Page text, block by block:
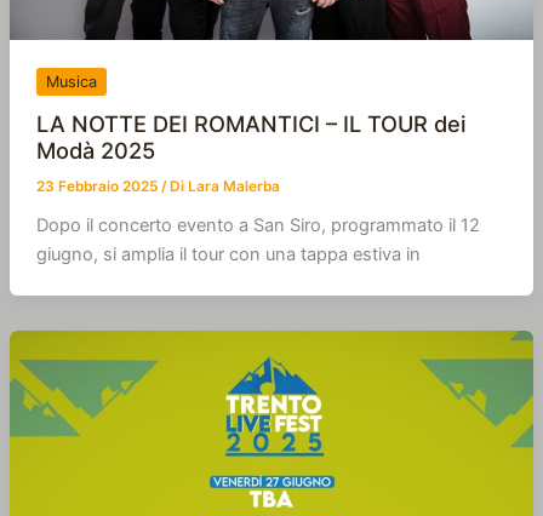
Musica
LA NOTTE DEI ROMANTICI – IL TOUR dei
Modà 2025
23 Febbraio 2025 / Di Lara Malerba
Dopo il concerto evento a San Siro, programmato il 12
giugno, si amplia il tour con una tappa estiva in